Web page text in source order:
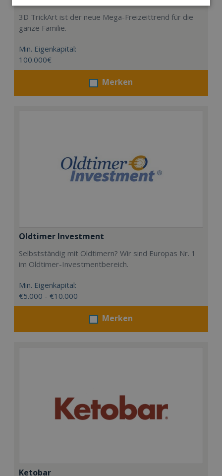
3D TrickArt ist der neue Mega-Freizeittrend für die
ganze Familie.
Min. Eigenkapital:
100.000€
Merken
Oldtimer Investment
Selbstständig mit Oldtimern? Wir sind Europas Nr. 1
im Oldtimer-Investmentbereich.
Min. Eigenkapital:
€5.000 - €10.000
Merken
Ketobar